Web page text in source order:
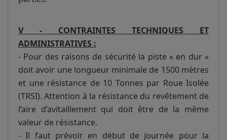
V - CONTRAINTES TECHNIQUES ET
ADMINISTRATIVES :
- Pour des raisons de sécurité la piste « en dur »
doit avoir une longueur minimale de 1500 mètres
et une résistance de 10 Tonnes par Roue Isolée
(TRSI). Attention à la résistance du revêtement de
l’aire d’avitaillement qui doit être de la même
valeur de résistance.
- Il faut prévoir en début de journée pour la